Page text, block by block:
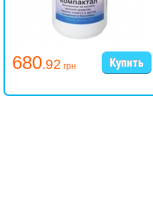
680.92 грн